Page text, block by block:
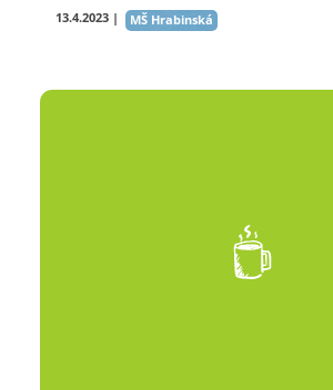
13.4.2023 | MŠ Hrabinská